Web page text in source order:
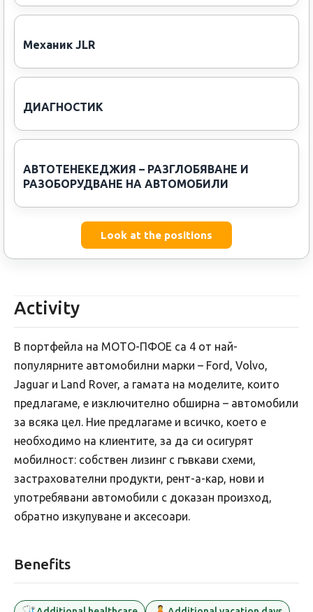
Механик JLR
ДИАГНОСТИК
АВТОТЕНЕКЕДЖИЯ – РАЗГЛОБЯВАНЕ И
РАЗОБОРУДВАНЕ НА АВТОМОБИЛИ
Look at the positions
Activity
В портфейла на МОТО-ПФОЕ са 4 от най-
популярните автомобилни марки – Ford, Volvo,
Jaguar и Land Rover, а гамата на моделите, които
предлагаме, е изключително обширна – автомобили
за всяка цел. Ние предлагаме и всичко, което е
необходимо на клиентите, за да си осигурят
мобилност: собствен лизинг с гъвкави схеми,
застрахователни продукти, рент-а-кар, нови и
употребявани автомобили с доказан произход,
обратно изкупуване и аксесоари.
Benefits